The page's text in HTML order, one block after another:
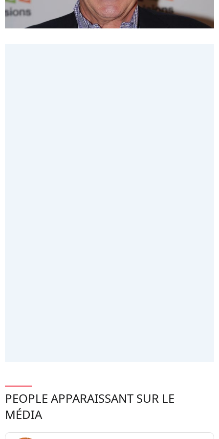
PEOPLE APPARAISSANT SUR LE
MÉDIA